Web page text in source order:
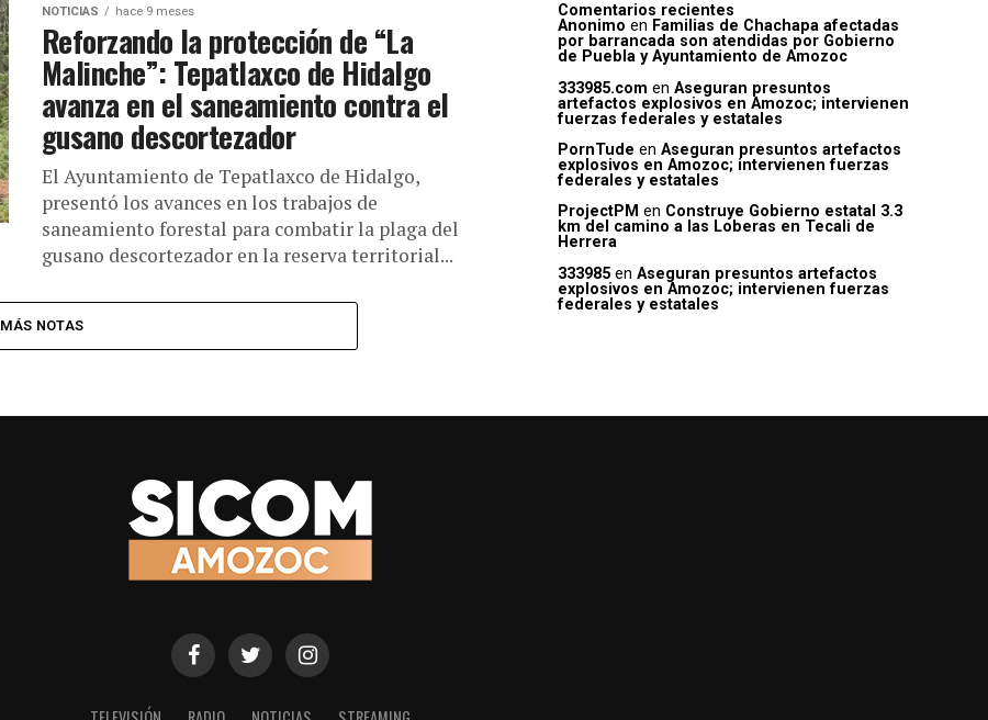
NOTICIAS hace 9 meses
Reforzando la protección de “La
Malinche”: Tepatlaxco de Hidalgo
avanza en el saneamiento contra el
gusano descortezador
El Ayuntamiento de Tepatlaxco de Hidalgo,
presentó los avances en los trabajos de
saneamiento forestal para combatir la plaga del
gusano descortezador en la reserva territorial...
MÁS NOTAS
Comentarios recientes
Anonimo en Familias de Chachapa afectadas
por barrancada son atendidas por Gobierno
de Puebla y Ayuntamiento de Amozoc
333985.com en Aseguran presuntos
artefactos explosivos en Amozoc; intervienen
fuerzas federales y estatales
PornTude en Aseguran presuntos artefactos
explosivos en Amozoc; intervienen fuerzas
federales y estatales
ProjectPM en Construye Gobierno estatal 3.3
km del camino a las Loberas en Tecali de
Herrera
333985 en Aseguran presuntos artefactos
explosivos en Amozoc; intervienen fuerzas
federales y estatales